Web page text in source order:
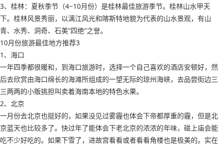
3、桂林：夏秋季节（4~10月份）是桂林最佳旅游季节。桂林山水甲天
下。桂林风景秀丽，以漓江风光和喀斯特地貌为代表的山水景观，有山
青、水秀、洞奇、石美“四绝”之誉。
10月份旅游最佳地方推荐3
1、海口
一年四季都很暖和，到海口旅游时，选择一个自己喜欢的酒店安顿好，然
后去欣赏由海口绵长的海滩所组成的一望无际的琼州海峡，去品尝街边三
三两两的小贩挑担叫卖着海南本地的特色水果。
2、北京
一月份去北京也挺好的，如果没见过雾霾也体会下帝都厚重的霾，但是北
京蓝天也比较多了。快过年了能体会下老北京的浓浓的年味，碰上庙会能
吃不少好吃的。如果下雪了，进故宫看看或者看看角楼也是极美的。实在